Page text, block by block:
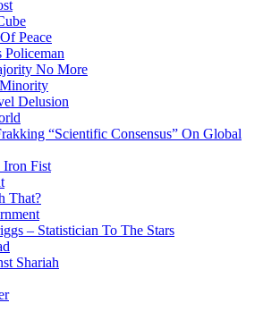
Peace
Policeman
No More
Delusion
“Scientific Consensus” On Global
Iron Fist
That?
– Statistician To The Stars
Shariah